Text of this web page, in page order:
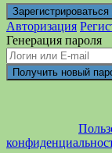
Авторизация
Генерация пароля